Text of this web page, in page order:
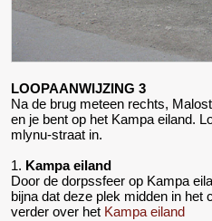
LOOPAANWIJZING 3
Na de brug meteen rechts,
en je bent op het Kampa eiland.
mlynu-straat in.
1. Kampa eiland
Door de dorpssfeer op Kampa
bijna dat deze plek midden in het
verder over het Kampa eiland